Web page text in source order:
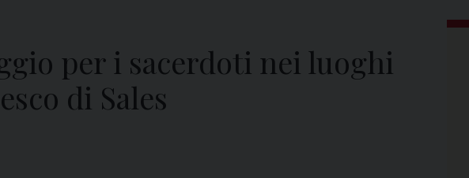
per i sacerdoti nei luoghi
di Sales